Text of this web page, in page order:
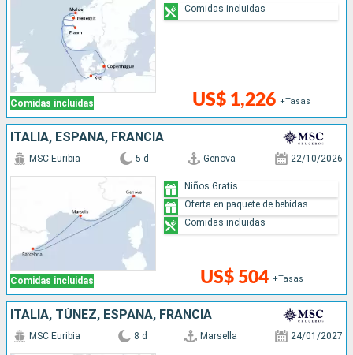
Comidas incluidas US$ 1,226 +Tasas
Comidas incluidas
ITALIA, ESPAÑA, FRANCIA
Comidas incluidas
MSC Euribia 5 d Genova 22/10/2026
US$ 504 +Tasas
Niños Gratis
Oferta en paquete de bebidas
Comidas incluidas
ITALIA, TÚNEZ, ESPAÑA, FRANCIA
MSC Euribia 8 d Marsella 24/01/2027